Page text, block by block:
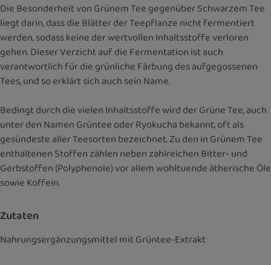
Die Besonderheit von Grünem Tee gegenüber Schwarzem Tee
liegt darin, dass die Blätter der Teepflanze nicht fermentiert
werden, sodass keine der wertvollen Inhaltsstoffe verloren
gehen. Dieser Verzicht auf die Fermentation ist auch
verantwortlich für die grünliche Färbung des aufgegossenen
Tees, und so erklärt sich auch sein Name.
Bedingt durch die vielen Inhaltsstoffe wird der Grüne Tee, auch
unter den Namen Grüntee oder Ryokucha bekannt, oft als
gesündeste aller Teesorten bezeichnet. Zu den in Grünem Tee
enthaltenen Stoffen zählen neben zahlreichen Bitter- und
Gerbstoffen (Polyphenole) vor allem wohltuende ätherische Öle
sowie Koffein.
Zutaten
Nahrungsergänzungsmittel mit Grüntee-Extrakt